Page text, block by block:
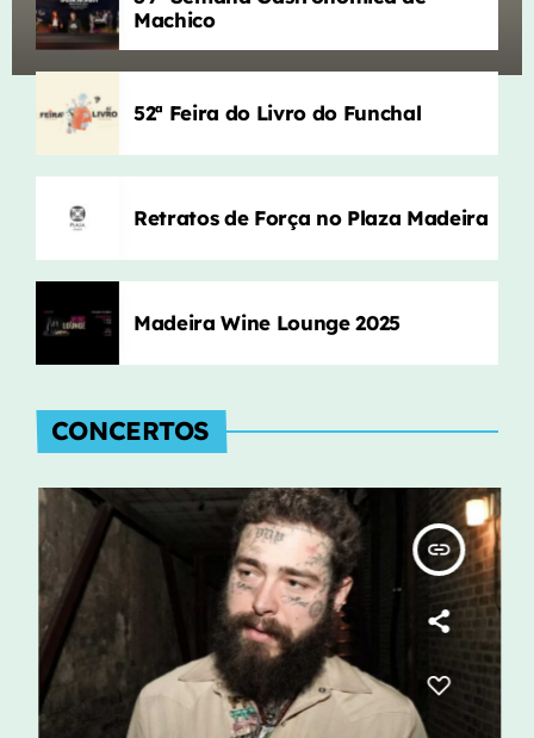
4 add_shopping_cart
add_shopping_cart
LISTA COMPLETA
52ª Feira do Livro do Funchal
Machico
52ª Feira do Livro do Funchal
Retratos de Força no Plaza Madeira
Madeira Wine Lounge 2025
CONCERTOS
insert_link